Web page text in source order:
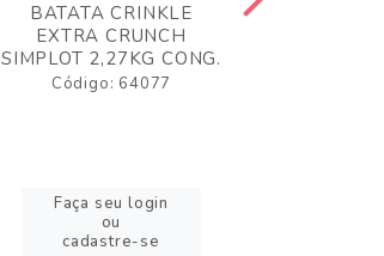
BATATA CRINKLE
EXTRA CRUNCH
SIMPLOT 2,27KG CONG.
Código: 64077
Faça seu login
ou
cadastre-se